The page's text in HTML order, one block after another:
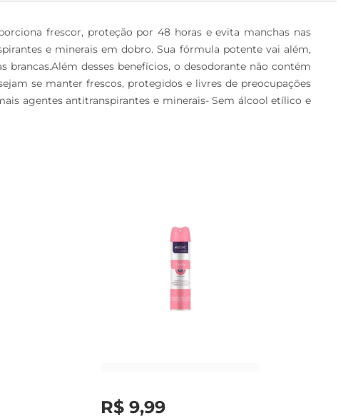
frescor, proteção por 48 horas e evita manchas nas
e minerais em dobro. Sua fórmula potente vai além,
desses benefícios, o desodorante não contém
se manter frescos, protegidos e livres de preocupações
agentes antitranspirantes e minerais- Sem álcool etílico e
R$ 9,99